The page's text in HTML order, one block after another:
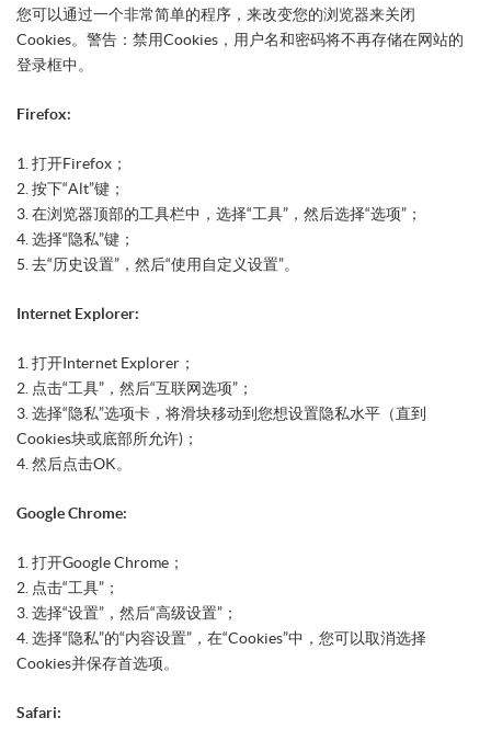
您可以通过一个非常简单的程序，来改变您的浏览器来关闭
Cookies。警告：禁用Cookies，用户名和密码将不再存储在网站的
登录框中。
Firefox:
1. 打开Firefox；
2. 按下“Alt”键；
3. 在浏览器顶部的工具栏中，选择“工具”，然后选择“选项”；
4. 选择“隐私”键；
5. 去“历史设置”，然后“使用自定义设置”。
Internet Explorer:
1. 打开Internet Explorer；
2. 点击“工具”，然后“互联网选项”；
3. 选择“隐私”选项卡，将滑块移动到您想设置隐私水平（直到
Cookies块或底部所允许)；
4. 然后点击OK。
Google Chrome:
1. 打开Google Chrome；
2. 点击“工具”；
3. 选择“设置”，然后“高级设置”；
4. 选择“隐私”的“内容设置”，在“Cookies”中，您可以取消选择
Cookies并保存首选项。
Safari: